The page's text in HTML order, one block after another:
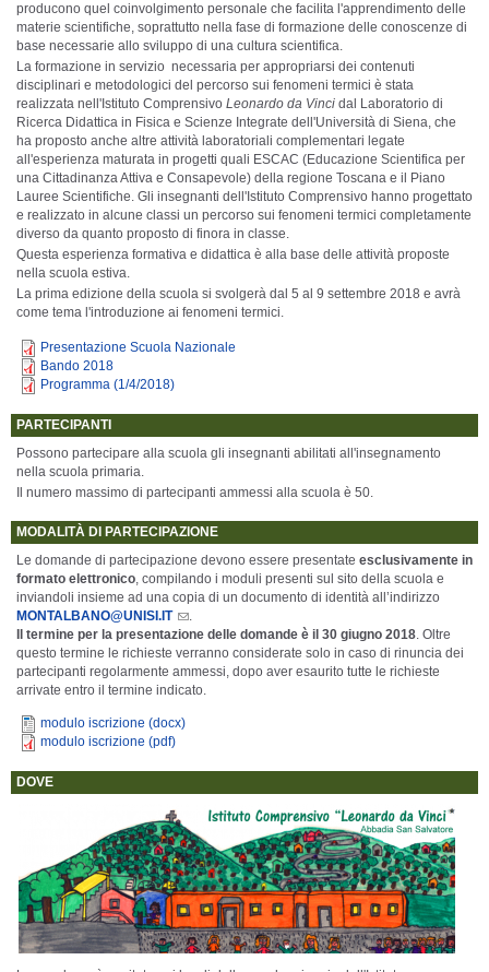
producono quel coinvolgimento personale che facilita l'apprendimento delle
materie scientifiche, soprattutto nella fase di formazione delle conoscenze di
base necessarie allo sviluppo di una cultura scientifica.
La formazione in servizio necessaria per appropriarsi dei contenuti
disciplinari e metodologici del percorso sui fenomeni termici è stata
realizzata nell'Istituto Comprensivo Leonardo da Vinci dal Laboratorio di
Ricerca Didattica in Fisica e Scienze Integrate dell'Università di Siena, che
ha proposto anche altre attività laboratoriali complementari legate
all'esperienza maturata in progetti quali ESCAC (Educazione Scientifica per
una Cittadinanza Attiva e Consapevole) della regione Toscana e il Piano
Lauree Scientifiche. Gli insegnanti dell'Istituto Comprensivo hanno progettato
e realizzato in alcune classi un percorso sui fenomeni termici completamente
diverso da quanto proposto di finora in classe.
Questa esperienza formativa e didattica è alla base delle attività proposte
nella scuola estiva.
La prima edizione della scuola si svolgerà dal 5 al 9 settembre 2018 e avrà
come tema l'introduzione ai fenomeni termici.
Presentazione Scuola Nazionale
Bando 2018
Programma (1/4/2018)
PARTECIPANTI
Possono partecipare alla scuola gli insegnanti abilitati all'insegnamento
nella scuola primaria.
Il numero massimo di partecipanti ammessi alla scuola è 50.
MODALITÀ DI PARTECIPAZIONE
Le domande di partecipazione devono essere presentate esclusivamente in
formato elettronico, compilando i moduli presenti sul sito della scuola e
inviandoli insieme ad una copia di un documento di identità all’indirizzo
MONTALBANO@UNISI.IT
.
Il termine per la presentazione delle domande è il 30 giugno 2018. Oltre
questo termine le richieste verranno considerate solo in caso di rinuncia dei
partecipanti regolarmente ammessi, dopo aver esaurito tutte le richieste
arrivate entro il termine indicato.
modulo iscrizione (docx)
modulo iscrizione (pdf)
DOVE